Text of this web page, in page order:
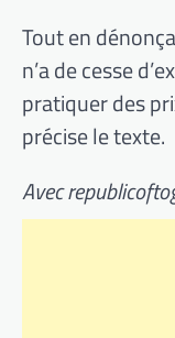
Tout en
n’a de cesse
pratiquer des
précise le texte.
Avec